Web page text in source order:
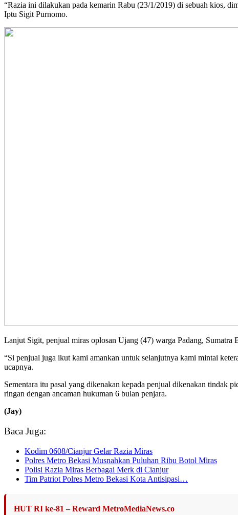
“Razia ini dilakukan pada kemarin Rabu (23/1/2019) di sebuah kios,
Iptu Sigit Purnomo.
Lanjut Sigit, penjual miras oplosan Ujang (47) warga Padang, Sumatra
“Si penjual juga ikut kami amankan untuk selanjutnya kami mintai
ucapnya.
Sementara itu pasal yang dikenakan kepada penjual dikenakan tindak
ringan dengan ancaman hukuman 6 bulan penjara.
(Jay)
Baca Juga:
Kodim 0608/Cianjur Gelar Razia Miras
Polres Metro Bekasi Musnahkan Puluhan Ribu Botol Miras
Polisi Razia Miras Berbagai Merk di Cianjur
Tim Patriot Polres Metro Bekasi Kota Antisipasi…
HUT RI ke-81 – Reward MetroMediaNews.co